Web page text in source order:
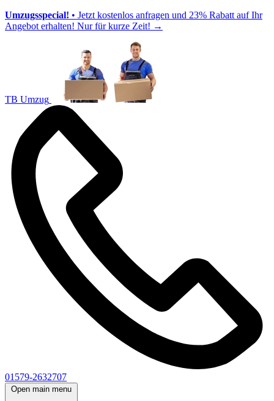
Umzugsspecial! • Jetzt kostenlos anfragen und 23% Rabatt auf Ihr
Angebot erhalten! Nur für kurze Zeit! →
TB Umzug
01579-2632707
Open main menu